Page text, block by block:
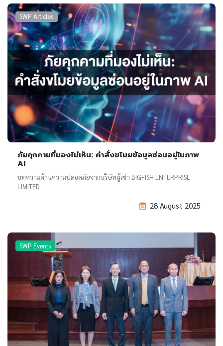
SWP Articles
ภัยคุกคามที่มองไม่เห็น: คำสั่งขโมยข้อมูลซ่อนอยู่ในภาพ
AI
บทความด้านความปลอดภัยจากบริษัทผู้เช่า BIGFISH ENTERPRISE
LIMITED
28 August 2025
SWP Events